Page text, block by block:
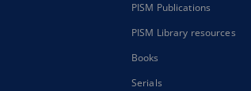
PISM Publications
PISM Library resources
Books
Serials